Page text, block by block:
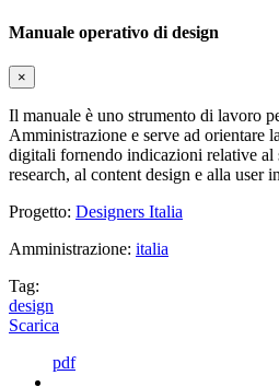
Manuale operativo di design
×
Il manuale è uno strumento di lavoro
Amministrazione e serve ad orientare
digitali fornendo indicazioni relative al
research, al content design e alla user
Progetto: Designers Italia
Amministrazione: italia
Tag:
design
Scarica
pdf